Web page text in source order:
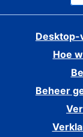
Desktop-
Hoe
Beheer